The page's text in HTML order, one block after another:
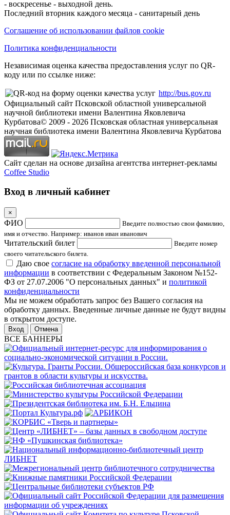
- воскресенье - выходной день.
Последний вторник каждого месяца - санитарный день
Соглашение об использовании файлов cookie
Политика конфиденциальности
Независимая оценка качества предоставления услуг по QR-
коду или по ссылке ниже:
http://bus.gov.ru
Официальный сайт Псковской областной универсальной
научной библиотеки имени Валентина Яковлевича
Курбатова© 2009 - 2026 Псковская областная универсальная
научная библиотека имени Валентина Яковлевича Курбатова
Сайт сделан на основе дизайна агентства интернет-рекламы
Coffee Studio
Вход в личный кабинет
×
ФИО
Введите полностью свои фамилию,
имя и отчество. Например: иванов иван иванович
Читательский билет
Введите номер
своего читательского билета.
Даю свое согласие на обработку введенной персональной
информации в соответствии с Федеральным Законом №152-
ФЗ от 27.07.2006 "О персональных данных" и политикой
конфиденциальности
Мы не можем обработать запрос без Вашего согласия на
обработку данных. Введенные личные данные не будут видны
в открытом доступе.
Отмена
ВСЕ БАННЕРЫ